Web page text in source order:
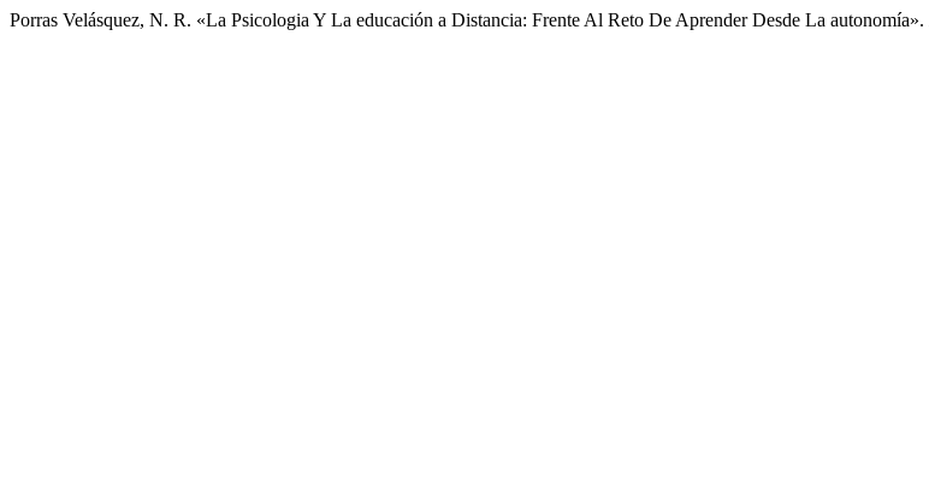
Porras Velásquez, N. R. «La Psicologia Y La educación a Distancia: Frente Al Reto De Aprender Desde La autonomía».